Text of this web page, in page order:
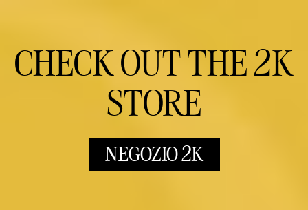
CHECK OUT THE 2K
STORE
NEGOZIO 2K